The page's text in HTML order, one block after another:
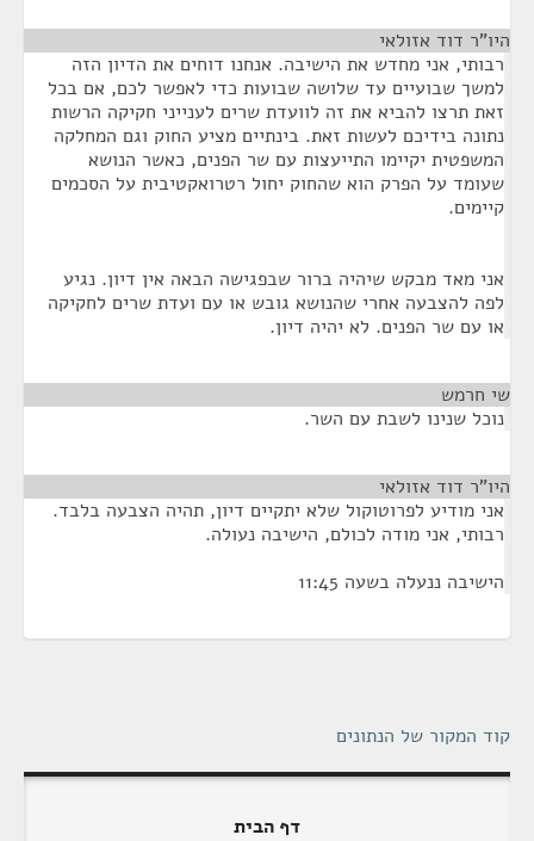
היו"ר דוד אזולאי
רבותי, אני מחדש את הישיבה. אנחנו דוחים את הדיון הזה
למשך שבועיים עד שלושה שבועות כדי לאפשר לכם, אם בכל
זאת תרצו להביא את זה לוועדת שרים לענייני חקיקה הרשות
נתונה בידיכם לעשות זאת. בינתיים מציע החוק וגם המחלקה
המשפטית יקיימו התייעצות עם שר הפנים, כאשר הנושא
שעומד על הפרק הוא שהחוק יחול רטרואקטיבית על הסכמים
קיימים.
אני מאד מבקש שיהיה ברור שבפגישה הבאה אין דיון. נגיע
לפה להצבעה אחרי שהנושא גובש או עם ועדת שרים לחקיקה
או עם שר הפנים. לא יהיה דיון.
שי חרמש
נוכל שנינו לשבת עם השר.
היו"ר דוד אזולאי
אני מודיע לפרוטוקול שלא יתקיים דיון, תהיה הצבעה בלבד.
רבותי, אני מודה לכולם, הישיבה נעולה.
הישיבה ננעלה בשעה 11:45
קוד המקור של הנתונים
דף הבית